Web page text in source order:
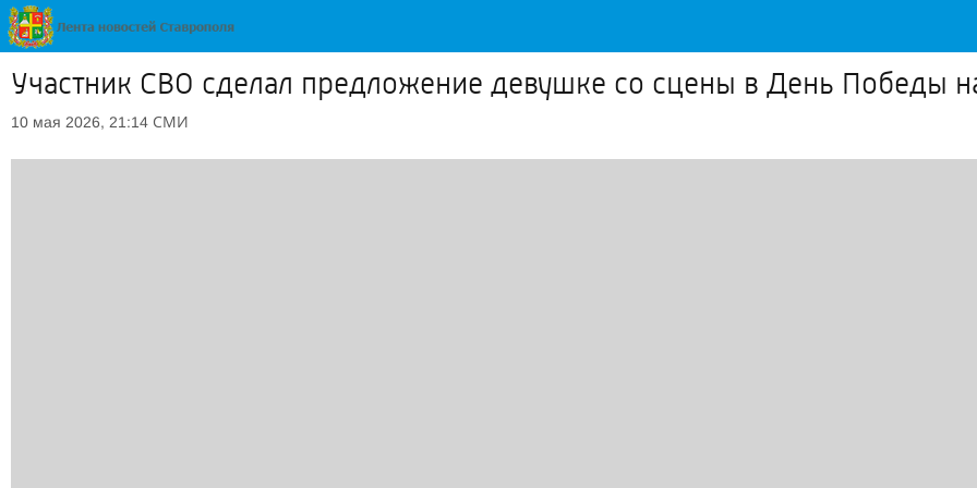
Участник СВО сделал предложение девушке со сцены в День Победы
10 мая 2026, 21:14 СМИ